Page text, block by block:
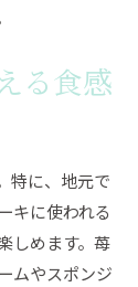
る食感
特に、地元で
キに使われる
しめます。苺
ムやスポンジ